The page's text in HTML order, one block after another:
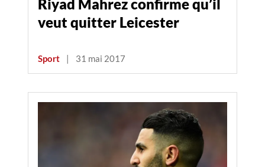
Riyad Mahrez confirme qu’il
veut quitter Leicester
Sport | 31 mai 2017